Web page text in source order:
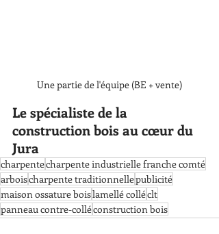
Une partie de l'équipe (BE + vente)
Le spécialiste de la
construction bois au cœur du
Jura
charpentecharpente industrielle franche comté
arboischarpente traditionnellepublicité
maison ossature boislamellé colléclt
panneau contre-colléconstruction bois